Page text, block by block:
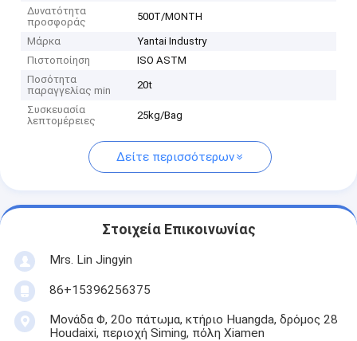
Δυνατότητα
προσφοράς
500T/MONTH
Μάρκα
Yantai Industry
Πιστοποίηση
ISO ASTM
Ποσότητα
παραγγελίας min
20t
Συσκευασία
λεπτομέρειες
25kg/Bag
Δείτε περισσότερων
Στοιχεία Επικοινωνίας
Mrs. Lin Jingyin
86+15396256375
Μονάδα Φ, 20ο πάτωμα, κτήριο Huangda, δρόμος 28
Houdaixi, περιοχή Siming, πόλη Xiamen